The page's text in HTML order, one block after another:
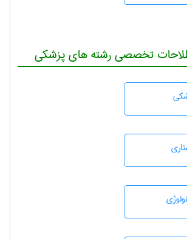
تخصصی رشته های پزشکی